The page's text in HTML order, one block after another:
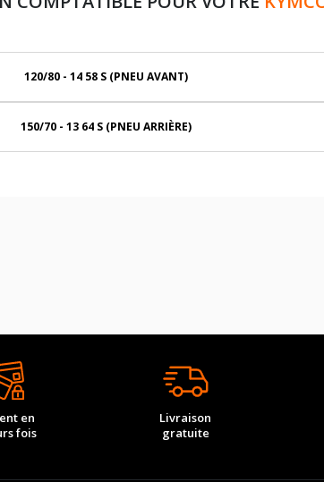
120/80 - 14 58 S (PNEU AVANT)
150/70 - 13 64 S (PNEU ARRIÈRE)
en
fois
Livraison
gratuite